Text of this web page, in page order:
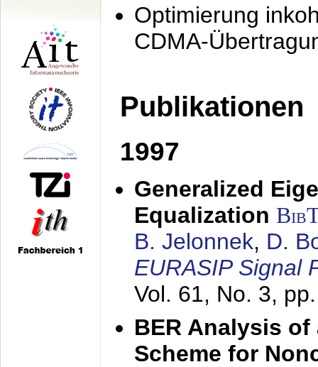
Optimierung
CDMA-
Publikationen
1997
Generalized
Equalization
B. Jelonnek, D.
EURASIP Signal
Vol. 61, No. 3,
BER Analysis
Scheme for